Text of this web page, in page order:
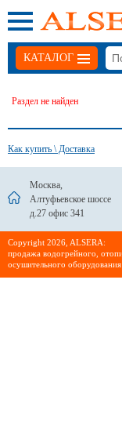
КАТАЛОГ
Раздел не найден
Как купить \ Доставка
Москва,
Алтуфьевское шоссе
д.27 офис 341
Сopyright 2026, ALSERA:
продажа водогрейного,
осушительного оборудования